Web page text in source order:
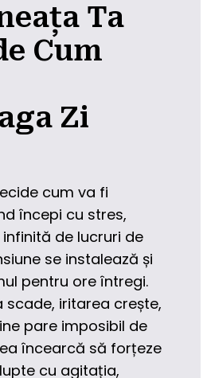
Ta
Cum
Zi
cum va fi
începi cu stres,
de lucruri de
se instalează și
pentru ore întregi.
scade, iritarea crește,
pare imposibil de
încearcă să forțeze
cu agitația,